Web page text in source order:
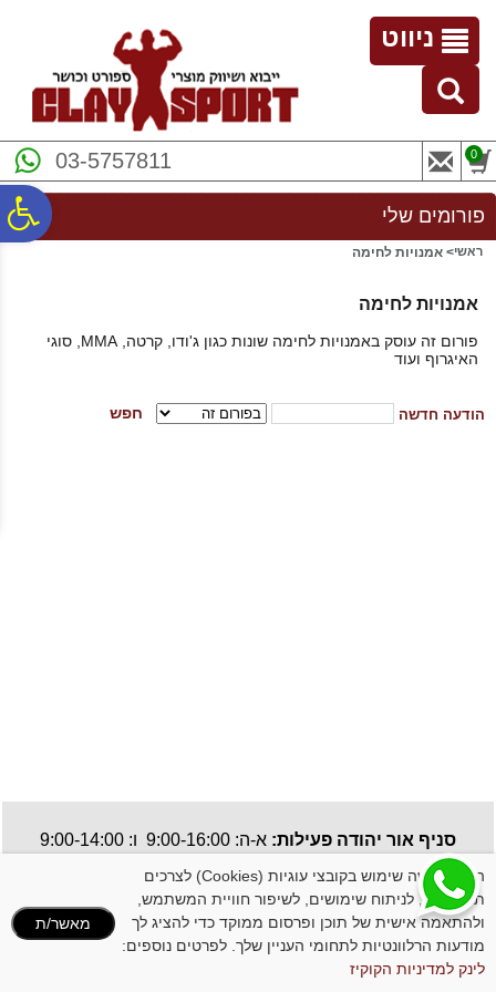
נגישות
המרכזי
ניווט
03-5757811 0
פורומים שלי
ראשי> אמנויות לחימה
אמנויות לחימה
פורום זה עוסק באמנויות לחימה שונות כגון ג'ודו, קרטה, MMA, סוגי
האיגרוף ועוד
הודעה חדשה חפש
סניף אור יהודה פעילות: א-ה: 9:00-16:00 ו: 9:00-14:00
תקנון האתר| כל הזכויות שמורות, אין להעתיק או לשכפל ללא רשות מבעלי האתר.
האתר עושה שימוש בקובצי עוגיות (Cookies) לצרכים
תפעוליים, לניתוח שימושים, לשיפור חוויית המשתמש,
ולהתאמה אישית של תוכן ופרסום ממוקד כדי להציג לך
מודעות הרלוונטיות לתחומי העניין שלך. לפרטים נוספים:
לינק למדיניות הקוקיז
מאשר/ת